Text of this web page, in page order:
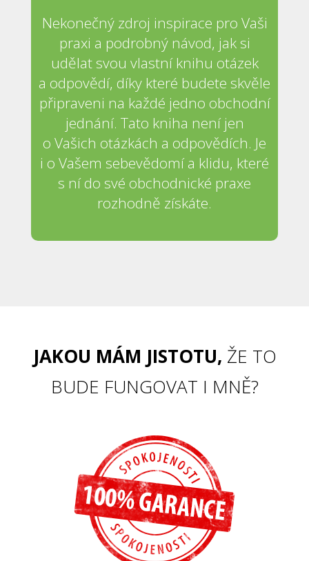
Nekonečný zdroj inspirace pro Vaši
praxi a podrobný návod, jak si
udělat svou vlastní knihu otázek
a odpovědí, díky které budete skvěle
připraveni na každé jedno obchodní
jednání. Tato kniha není jen
o Vašich otázkách a odpovědích. Je
i o Vašem sebevědomí a klidu, které
s ní do své obchodnické praxe
rozhodně získáte.
JAKOU MÁM JISTOTU, ŽE TO
BUDE FUNGOVAT I MNĚ?